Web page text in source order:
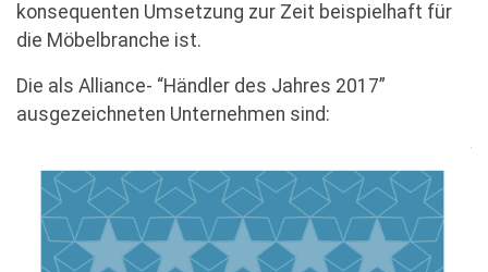
konsequenten Umsetzung zur Zeit beispielhaft für
die Möbelbranche ist.
Die als Alliance- “Händler des Jahres 2017”
ausgezeichneten Unternehmen sind: